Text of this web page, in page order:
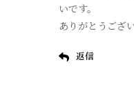
いです。
ありがとうござ
返信